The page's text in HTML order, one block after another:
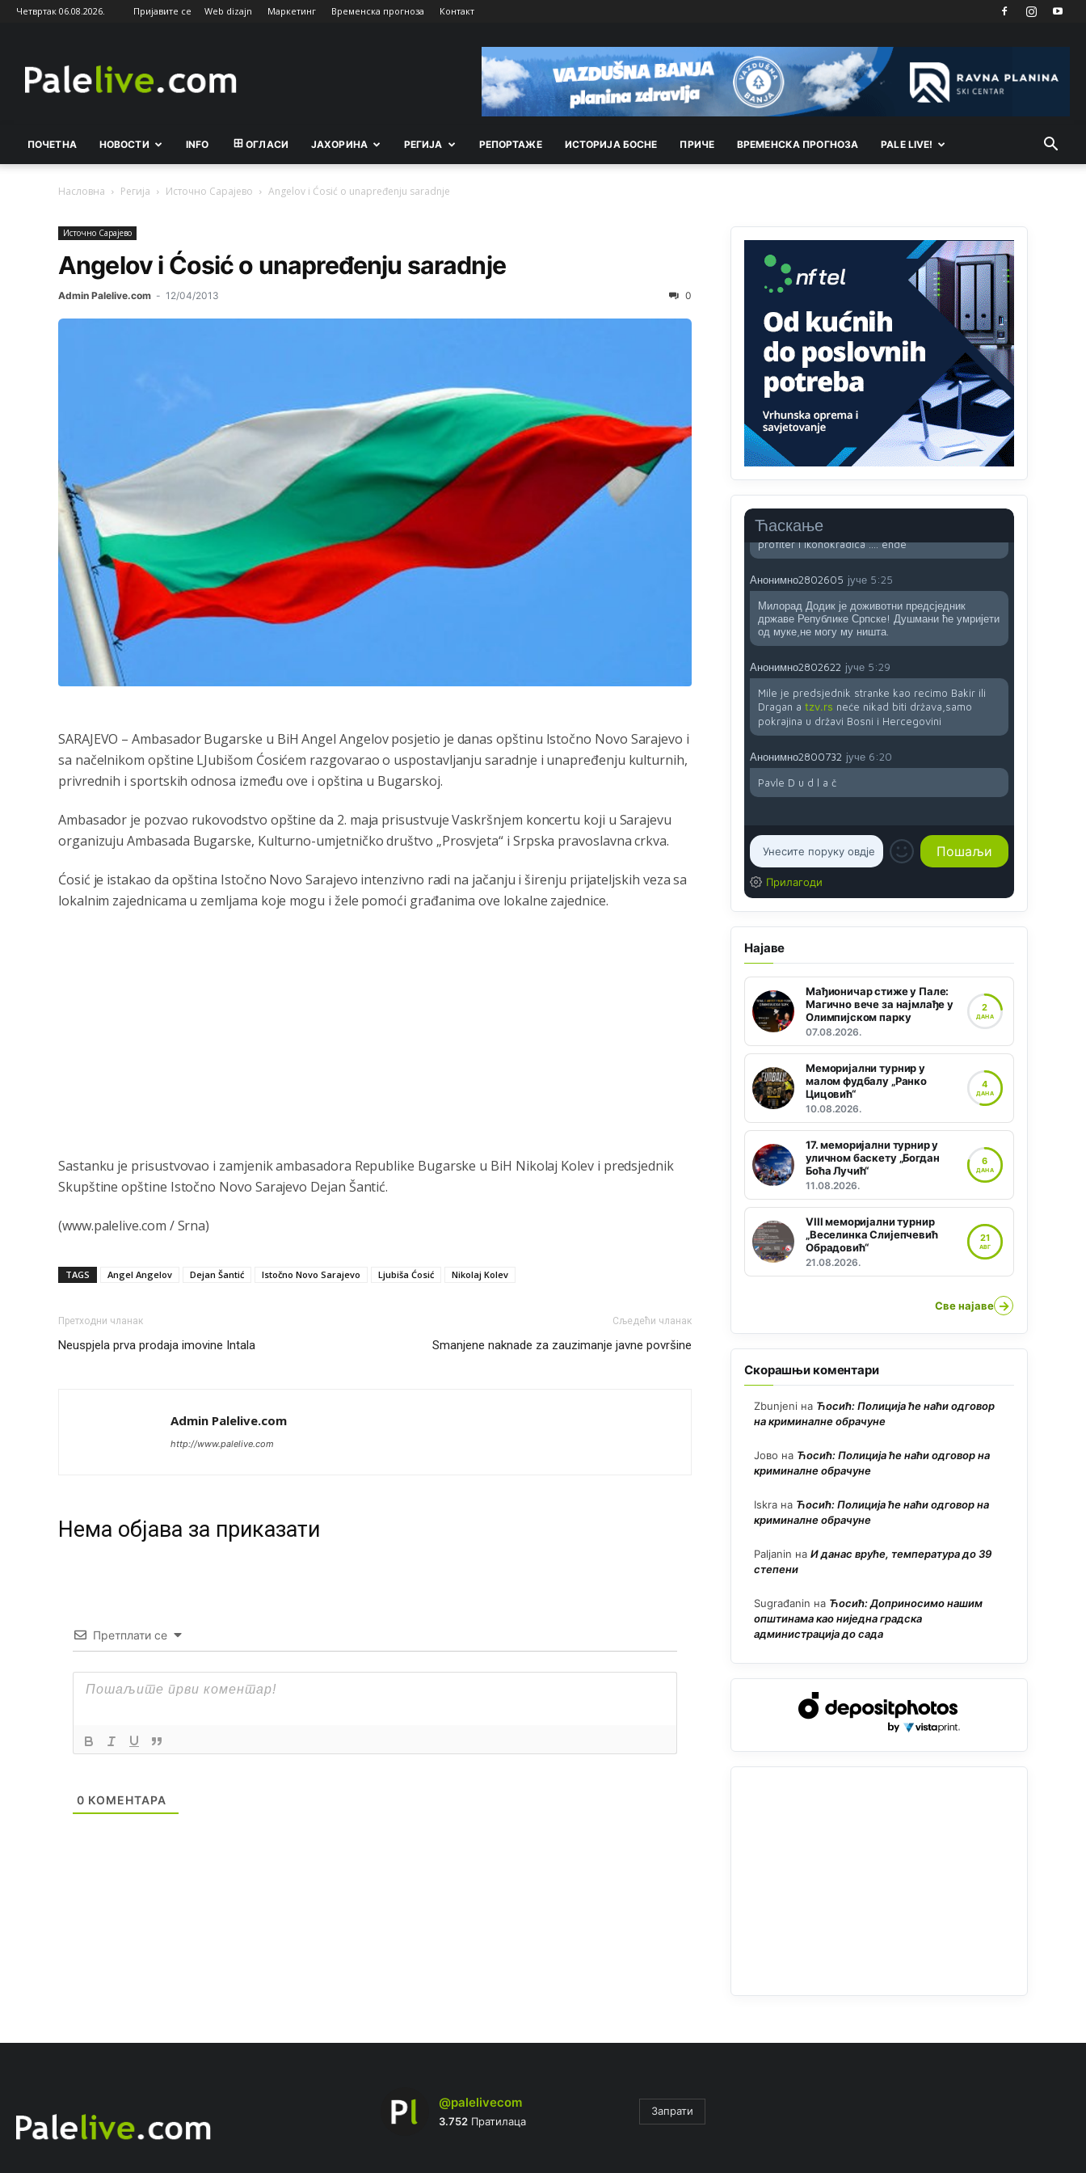
Четвртак 06.08.2026. Пријавите се Web dizajn Маркетинг Временска прогноза Контакт
ПОЧЕТНА НОВОСТИ INFO ОГЛАСИ ЈАХОРИНА РEГИЈА РEПОРТАЖE ИСТОРИЈА БОСНЕ ПРИЧЕ ВРEМEНСКА ПРОГНОЗА PALE LIVE!
Насловна Регија Источно Сарајево Angelov i Ćosić o unapređenju saradnje
Источно Сарајево
Angelov i Ćosić o unapređenju saradnje
Admin Palelive.com - 12/04/2013 0
SARAJEVO – Ambasador Bugarske u BiH Angel Angelov posjetio je danas opštinu Istočno Novo Sarajevo i
sa načelnikom opštine LJubišom Ćosićem razgovarao o uspostavljanju saradnje i unapređenju kulturnih,
privrednih i sportskih odnosa između ove i opština u Bugarskoj.
Ambasador je pozvao rukovodstvo opštine da 2. maja prisustvuje Vaskršnjem koncertu koji u Sarajevu
organizuju Ambasada Bugarske, Kulturno-umjetničko društvo „Prosvjeta“ i Srpska pravoslavna crkva.
Ćosić je istakao da opština Istočno Novo Sarajevo intenzivno radi na jačanju i širenju prijateljskih veza sa
lokalnim zajednicama u zemljama koje mogu i žele pomoći građanima ove lokalne zajednice.
Sastanku je prisustvovao i zamjenik ambasadora Republike Bugarske u BiH Nikolaj Kolev i predsjednik
Skupštine opštine Istočno Novo Sarajevo Dejan Šantić.
(www.palelive.com / Srna)
TAGS Angel Angelov Dejan Šantić Istočno Novo Sarajevo Ljubiša Ćosić Nikolaj Kolev
Претходни чланак
Neuspjela prva prodaja imovine Intala
Сљедећи чланак
Smanjene naknade za zauzimanje javne površine
Admin Palelive.com
http://www.palelive.com
Нeма објава за приказати
Претплати се
0 КОМЕНТАРА
Ћаскање
Анонимно2798926 јуче 11:17
Neka ste Vi građanin da nas produhovite!
Анонимно2798926 јуче
Анонимно2798926 јуче 11:21
Анонимно2801833 јуче 12:28
yбиће га Били као зеца
Sto bogatiji-to skrtiji,sto tisi-to opasniji,sto
pricivljiviji-to gluplji,sto ljepsi-to razmazaniji,sto
emotivniji-to iskreniji,sto jaci- to bezdusniji,sto
sladji u govoru-to veci prevarant...
Mnogi nesposobni ljudi su daleko dogurali. Ko je
nesposoban može raditi sve. Sposobni rade
samo ono što znaju.
Анонимно2022778 јуче 3:59
....i onda su na tenkovima NATO pakta, na vlast
došli jedna baba i jedan švercer dezerter ratni
profiter i ikonokradica .... ende
Анонимно2802605 јуче 5:25
Милорад Додик је доживотни предсједник
државе Републике Српске! Душмани ће умријети
од муке,не могу му ништа.
Анонимно2802622 јуче 5:29
Mile je predsjednik stranke kao recimo Bakir ili
Dragan a tzv.rs neće nikad biti država,samo
pokrajina u državi Bosni i Hercegovini
Анонимно2800732 јуче 6:20
Pavle D u d l a č
Прилагоди
Најаве
Мађионичар стиже у Пале:
Магично вече за најмлађе у
Олимпијском парку
07.08.2026.
2
ДАНА
Меморијални турнир у
малом фудбалу „Ранко
Цицовић“
10.08.2026.
4
ДАНА
17. меморијални турнир у
уличном баскету „Богдан
Боћа Лучић“
11.08.2026.
6
ДАНА
VIII меморијални турнир
„Веселинка Слијепчевић
Обрадовић“
21.08.2026.
21
АВГ
Све најаве →
Скорашњи коментари
Zbunjeni на Ћосић: Полиција ће наћи одговор
на криминалне обрачуне
Јово на Ћосић: Полиција ће наћи одговор на
криминалне обрачуне
Iskra на Ћосић: Полиција ће наћи одговор на
криминалне обрачуне
Paljanin на И данас вруће, температура до 39
степени
Sugrađanin на Ћосић: Доприносимо нашим
општинама као ниједна градска
администрација до сада
@palelivecom
3.752Пратилаца
Запрати